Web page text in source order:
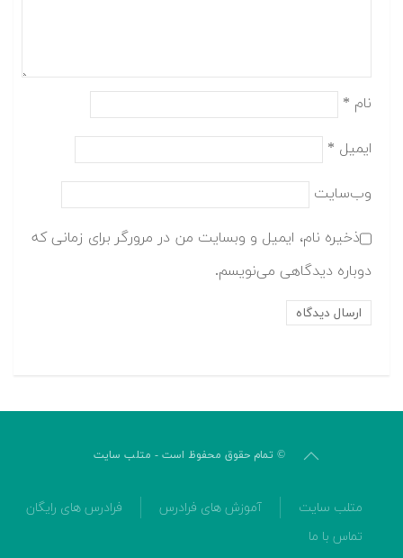
نام *
ایمیل *
وب‌سایت
ذخیره نام، ایمیل و وبسایت من در مرورگر برای زمانی که
دوباره دیدگاهی می‌نویسم.
© تمام حقوق محفوظ است - متلب سایت
متلب سایت آموزش های فرادرس
فرادرس های رایگان
تماس با ما